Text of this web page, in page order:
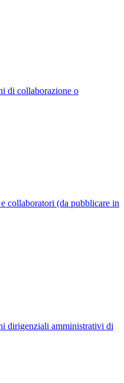
di collaborazione o
collaboratori (da pubblicare in
dirigenziali amministrativi di